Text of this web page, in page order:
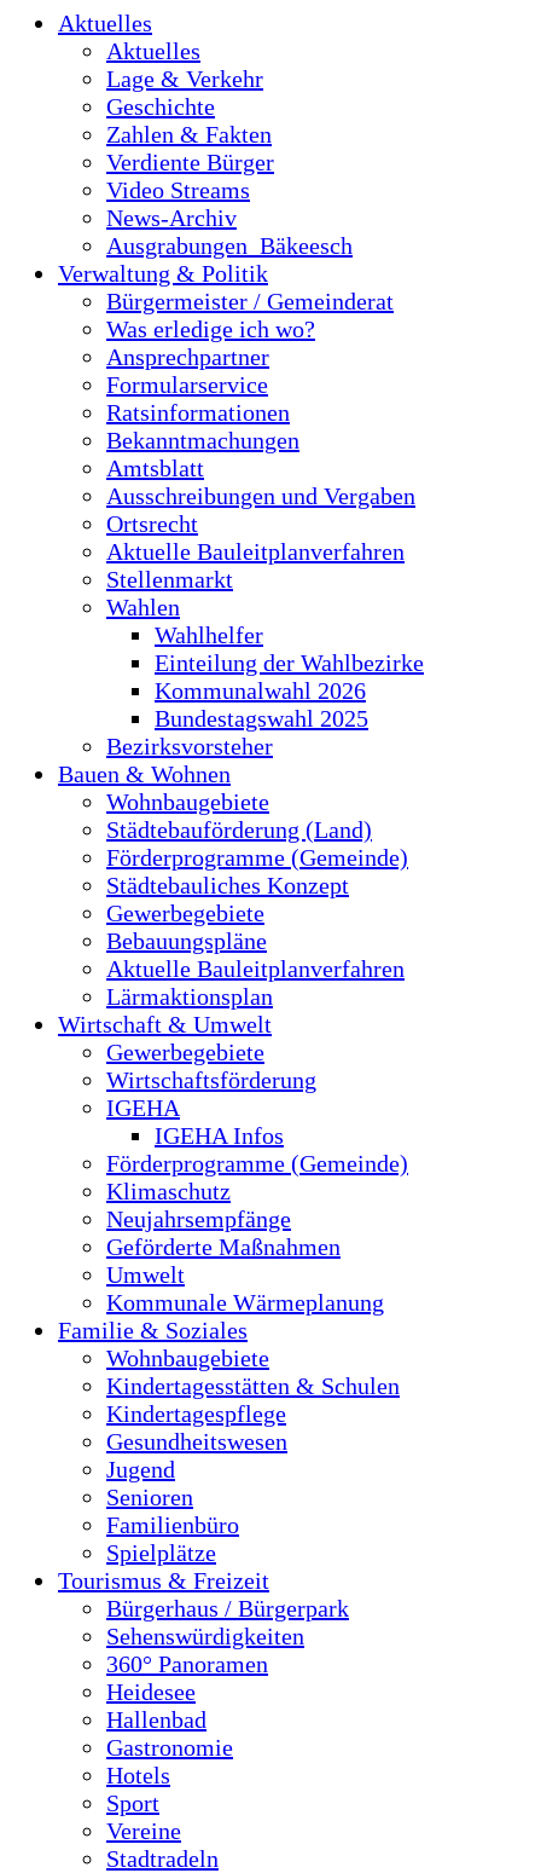
Aktuelles
Aktuelles
Lage & Verkehr
Geschichte
Zahlen & Fakten
Verdiente Bürger
Video Streams
News-Archiv
Ausgrabungen_Bäkeesch
Verwaltung & Politik
Bürgermeister / Gemeinderat
Was erledige ich wo?
Ansprechpartner
Formularservice
Ratsinformationen
Bekanntmachungen
Amtsblatt
Ausschreibungen und Vergaben
Ortsrecht
Aktuelle Bauleitplanverfahren
Stellenmarkt
Wahlen
Wahlhelfer
Einteilung der Wahlbezirke
Kommunalwahl 2026
Bundestagswahl 2025
Bezirksvorsteher
Bauen & Wohnen
Wohnbaugebiete
Städtebauförderung (Land)
Förderprogramme (Gemeinde)
Städtebauliches Konzept
Gewerbegebiete
Bebauungspläne
Aktuelle Bauleitplanverfahren
Lärmaktionsplan
Wirtschaft & Umwelt
Gewerbegebiete
Wirtschaftsförderung
IGEHA
IGEHA Infos
Förderprogramme (Gemeinde)
Klimaschutz
Neujahrsempfänge
Geförderte Maßnahmen
Umwelt
Kommunale Wärmeplanung
Familie & Soziales
Wohnbaugebiete
Kindertagesstätten & Schulen
Kindertagespflege
Gesundheitswesen
Jugend
Senioren
Familienbüro
Spielplätze
Tourismus & Freizeit
Bürgerhaus / Bürgerpark
Sehenswürdigkeiten
360° Panoramen
Heidesee
Hallenbad
Gastronomie
Hotels
Sport
Vereine
Stadtradeln